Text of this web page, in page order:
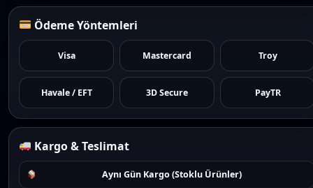
Ödeme Yöntemleri
Visa Mastercard Troy
Havale / EFT 3D Secure PayTR
Kargo & Teslimat
Aynı Gün Kargo (Stoklu Ürünler)